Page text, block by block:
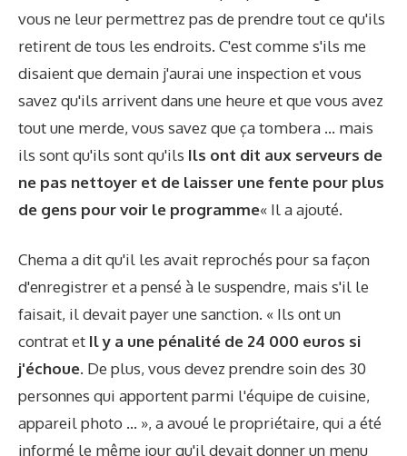
vous ne leur permettrez pas de prendre tout ce qu'ils
retirent de tous les endroits. C'est comme s'ils me
disaient que demain j'aurai une inspection et vous
savez qu'ils arrivent dans une heure et que vous avez
tout une merde, vous savez que ça tombera … mais
ils sont qu'ils sont qu'ils Ils ont dit aux serveurs de
ne pas nettoyer et de laisser une fente pour plus
de gens pour voir le programme« Il a ajouté.
Chema a dit qu'il les avait reprochés pour sa façon
d'enregistrer et a pensé à le suspendre, mais s'il le
faisait, il devait payer une sanction. « Ils ont un
contrat et Il y a une pénalité de 24 000 euros si
j'échoue. De plus, vous devez prendre soin des 30
personnes qui apportent parmi l'équipe de cuisine,
appareil photo … », a avoué le propriétaire, qui a été
informé le même jour qu'il devait donner un menu